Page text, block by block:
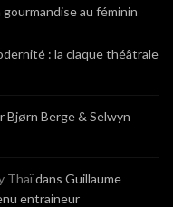
au féminin
: la claque théâtrale
Bjørn Berge & Selwyn
Thaïdans Guillaume
entraineur